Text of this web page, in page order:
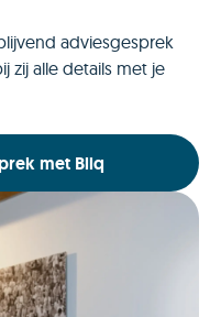
adviesgesprek
zij alle details met je
met Bliq